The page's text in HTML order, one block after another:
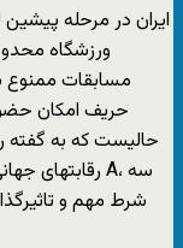
ایران در مرحله
ورزشگاه
مسابقات ممنوع
حالیست که به گفته
شرط مهم و